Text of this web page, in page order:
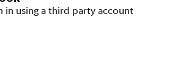
in using a third party account